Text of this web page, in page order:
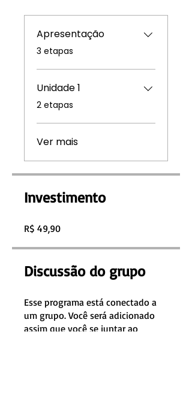
Apresentação
.3 etapas
Unidade 1
.2 etapas
Ver mais
Investimento
R$ 49,90
Discussão do grupo
Esse programa está conectado a
um grupo. Você será adicionado
assim que você se juntar ao